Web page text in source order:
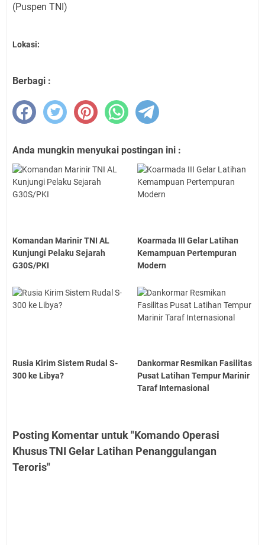
(Puspen TNI)
Lokasi:
Berbagi :
Anda mungkin menyukai postingan ini :
Komandan Marinir TNI AL
Kunjungi Pelaku Sejarah
G30S/PKI
Koarmada III Gelar Latihan
Kemampuan Pertempuran
Modern
Rusia Kirim Sistem Rudal S-
300 ke Libya?
Dankormar Resmikan Fasilitas
Pusat Latihan Tempur Marinir
Taraf Internasional
Posting Komentar untuk "Komando Operasi
Khusus TNI Gelar Latihan Penanggulangan
Teroris"